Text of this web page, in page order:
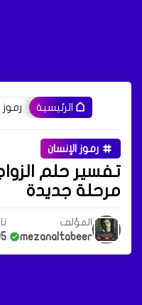
الرئيسية رموز
رموز الإنسان
تفسير حلم
مرحلة جديدة
المؤلف
mezanaltabeer
05